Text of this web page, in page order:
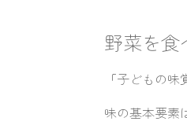
野菜を食
「子どもの
味の基本要素